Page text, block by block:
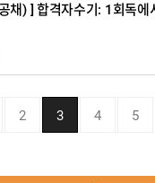
채) ] 합격자수기: 1회독에
2 3 4 5